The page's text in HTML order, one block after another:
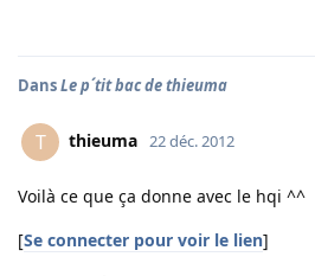
DansLe p´tit bac de thieuma
T thieuma 22 déc. 2012
Voilà ce que ça donne avec le hqi ^^
[Se connecter pour voir le lien]